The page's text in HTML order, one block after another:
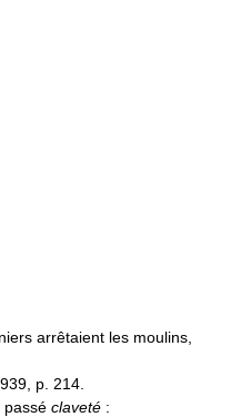
arrêtaient les moulins,
p. 214.
passé claveté :